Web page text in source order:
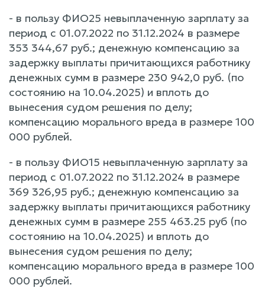
- в пользу ФИО25 невыплаченную зарплату за
период с 01.07.2022 по 31.12.2024 в размере
353 344,67 руб.; денежную компенсацию за
задержку выплаты причитающихся работнику
денежных сумм в размере 230 942,0 руб. (по
состоянию на 10.04.2025) и вплоть до
вынесения судом решения по делу;
компенсацию морального вреда в размере 100
000 рублей.
- в пользу ФИО15 невыплаченную зарплату за
период с 01.07.2022 по 31.12.2024 в размере
369 326,95 руб.; денежную компенсацию за
задержку выплаты причитающихся работнику
денежных сумм в размере 255 463.25 руб (по
состоянию на 10.04.2025) и вплоть до
вынесения судом решения по делу;
компенсацию морального вреда в размере 100
000 рублей.